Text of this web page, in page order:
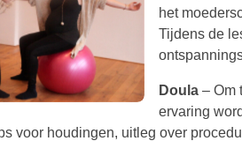
het
Tijdens de
Doula – Om
ervaring
voor houdingen, uitleg over